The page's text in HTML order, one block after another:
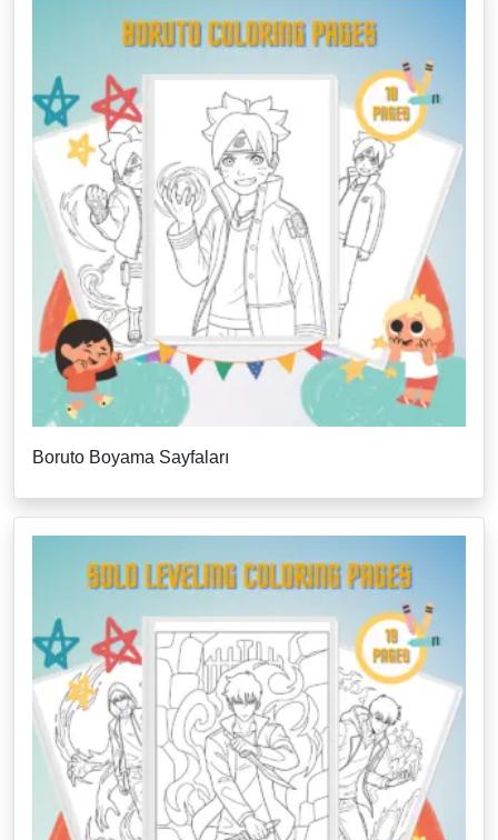
Boruto Boyama Sayfaları